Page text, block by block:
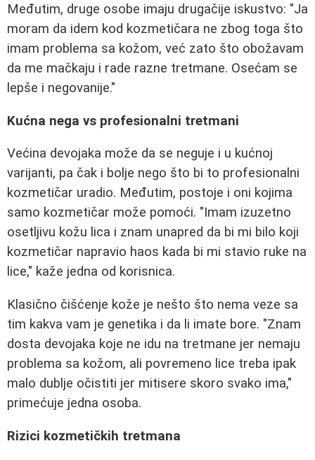
Međutim, druge osobe imaju drugačije iskustvo: "Ja
moram da idem kod kozmetičara ne zbog toga što
imam problema sa kožom, već zato što obožavam
da me mačkaju i rade razne tretmane. Osećam se
lepše i negovanije."
Kućna nega vs profesionalni tretmani
Većina devojaka može da se neguje i u kućnoj
varijanti, pa čak i bolje nego što bi to profesionalni
kozmetičar uradio. Međutim, postoje i oni kojima
samo kozmetičar može pomoći. "Imam izuzetno
osetljivu kožu lica i znam unapred da bi mi bilo koji
kozmetičar napravio haos kada bi mi stavio ruke na
lice," kaže jedna od korisnica.
Klasično čišćenje kože je nešto što nema veze sa
tim kakva vam je genetika i da li imate bore. "Znam
dosta devojaka koje ne idu na tretmane jer nemaju
problema sa kožom, ali povremeno lice treba ipak
malo dublje očistiti jer mitisere skoro svako ima,"
primećuje jedna osoba.
Rizici kozmetičkih tretmana